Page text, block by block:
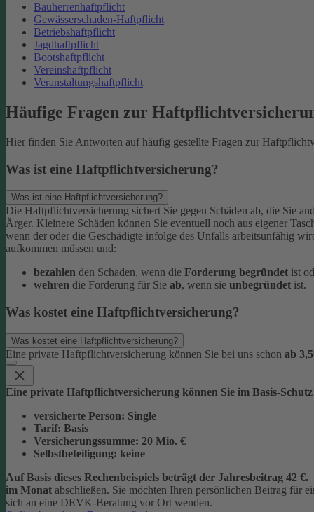
Bauherrenhaftpflicht
Gewässerschaden-Haftpflicht
Betriebshaftpflicht
Jagdhaftpflicht
Bootshaftpflicht
Vereinshaftpflicht
Veranstaltungshaftpflicht
Häufige Fragen zur
Hier finden Sie Antworten auf häufig gestellte Fragen zur
Was ist eine Haftpflichtversicherung?
Was ist eine Haftpflichtversicherung?
Die Haftpflichtversicherung sichert Sie gegen Schäden ab, die Sie
Ärger. Kleinere Schäden können Sie eventuell noch aus eigener
wenn der oder die Geschädigte infolge des Unfalls arbeitsunfähig
aufkommen müssen und:
bezahlen den Schaden, wenn die Forderung begründet ist
wehren die Forderung für Sie ab, wenn sie unbegründet ist.
Was kostet eine Haftpflichtversicherung?
Was kostet eine Haftpflichtversicherung?
Eine private Haftpflichtversicherung können Sie bei uns schon ab
Eine private Haftpflichtversicherung können Sie im Basis-Schutz
versicherte Person: Single
Tarif: Basis
Versicherungssumme: 20 Mio. €
Selbstbeteiligung: keine
Auf Basis dieses Rechenbeispiels beträgt der Jahresbeitrag 42 €.
im Monat abschließen. Sie möchten Ihren persönlichen Beitrag für
sich an eine DEVK-Beratung vor Ort wenden.